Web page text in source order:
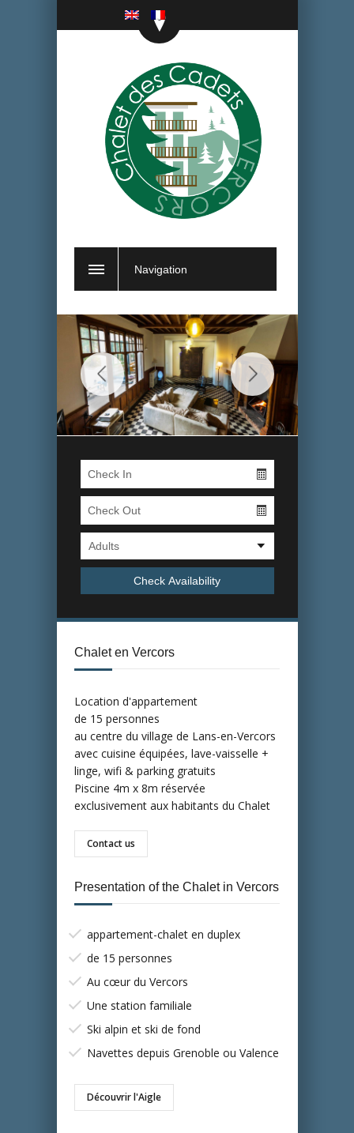
Navigation
Chalet en Vercors
Location d'appartement
de 15 personnes
au centre du village de Lans-en-Vercors
avec cuisine équipées, lave-vaisselle +
linge, wifi & parking gratuits
Piscine 4m x 8m réservée
exclusivement aux habitants du Chalet
Contact us
Presentation of the Chalet in Vercors
appartement-chalet en duplex
de 15 personnes
Au cœur du Vercors
Une station familiale
Ski alpin et ski de fond
Navettes depuis Grenoble ou Valence
Découvrir l'Aigle